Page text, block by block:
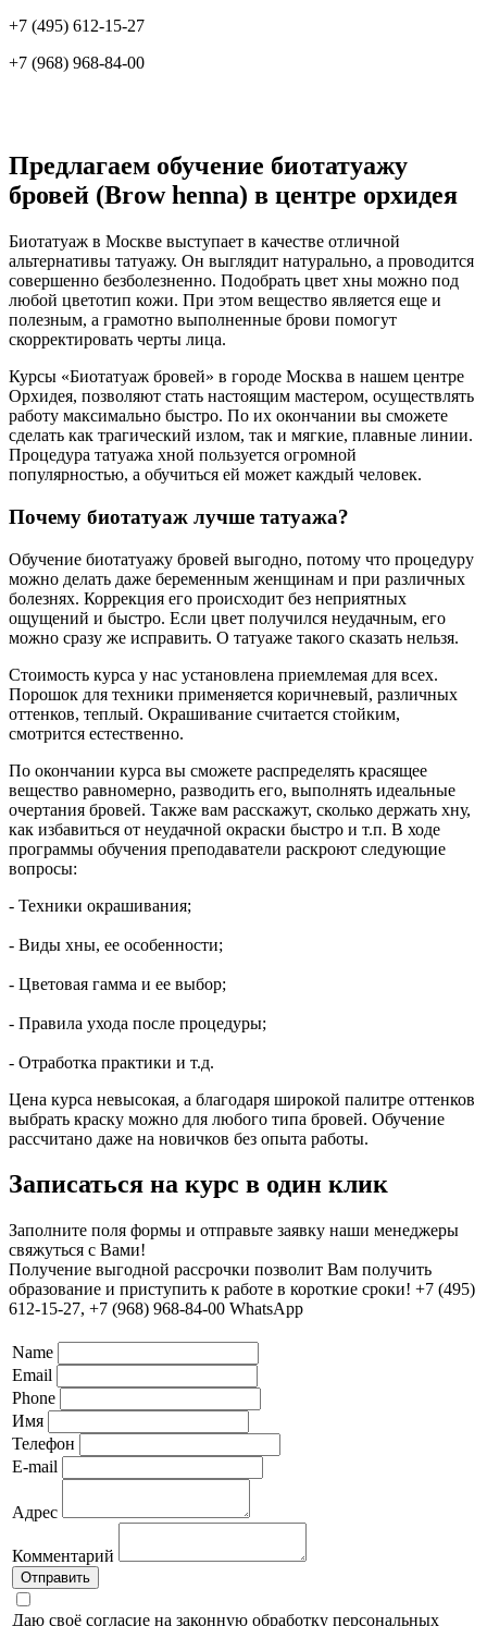
+7 (495) 612-15-27
+7 (968) 968-84-00
Предлагаем обучение биотатуажу
бровей (Brow henna) в центре орхидея
Биотатуаж в Москве выступает в качестве отличной
альтернативы татуажу. Он выглядит натурально, а проводится
совершенно безболезненно. Подобрать цвет хны можно под
любой цветотип кожи. При этом вещество является еще и
полезным, а грамотно выполненные брови помогут
скорректировать черты лица.
Курсы «Биотатуаж бровей» в городе Москва в нашем центре
Орхидея, позволяют стать настоящим мастером, осуществлять
работу максимально быстро. По их окончании вы сможете
сделать как трагический излом, так и мягкие, плавные линии.
Процедура татуажа хной пользуется огромной
популярностью, а обучиться ей может каждый человек.
Почему биотатуаж лучше татуажа?
Обучение биотатуажу бровей выгодно, потому что процедуру
можно делать даже беременным женщинам и при различных
болезнях. Коррекция его происходит без неприятных
ощущений и быстро. Если цвет получился неудачным, его
можно сразу же исправить. О татуаже такого сказать нельзя.
Стоимость курса у нас установлена приемлемая для всех.
Порошок для техники применяется коричневый, различных
оттенков, теплый. Окрашивание считается стойким,
смотрится естественно.
По окончании курса вы сможете распределять красящее
вещество равномерно, разводить его, выполнять идеальные
очертания бровей. Также вам расскажут, сколько держать хну,
как избавиться от неудачной окраски быстро и т.п. В ходе
программы обучения преподаватели раскроют следующие
вопросы:
- Техники окрашивания;
- Виды хны, ее особенности;
- Цветовая гамма и ее выбор;
- Правила ухода после процедуры;
- Отработка практики и т.д.
Цена курса невысокая, а благодаря широкой палитре оттенков
выбрать краску можно для любого типа бровей. Обучение
рассчитано даже на новичков без опыта работы.
Записаться на курс в один клик
Заполните поля формы и отправьте заявку наши менеджеры
свяжуться с Вами!
Получение выгодной рассрочки позволит Вам получить
образование и приступить к работе в короткие сроки! +7 (495)
612-15-27, +7 (968) 968-84-00 WhatsApp
Name
Email
Phone
Имя
Телефон
E-mail
Адрес
Комментарий
Отправить
Даю своё согласие на законную обработку персональных